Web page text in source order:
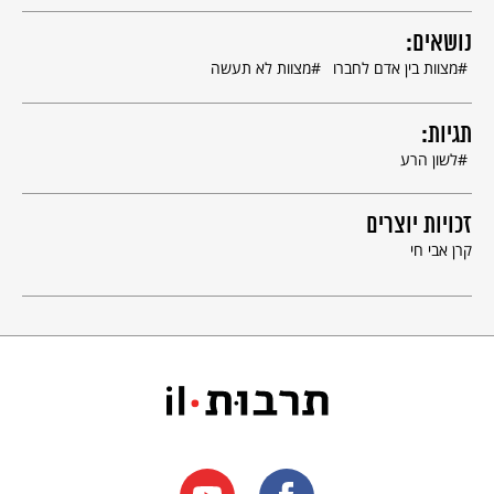
נושאים:
מצוות בין אדם לחברו מצוות לא תעשה
תגיות:
לשון הרע
זכויות יוצרים
קרן אבי חי